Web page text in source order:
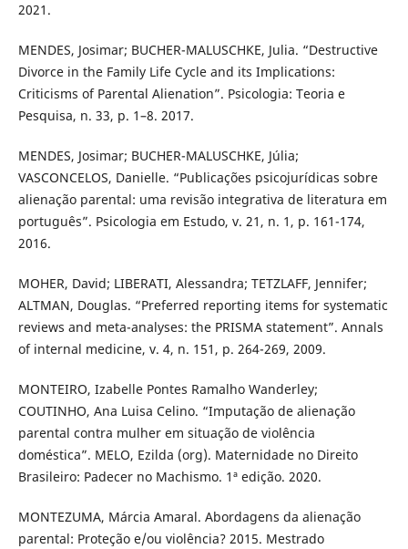
2021.
MENDES, Josimar; BUCHER-MALUSCHKE, Julia. “Destructive
Divorce in the Family Life Cycle and its Implications:
Criticisms of Parental Alienation”. Psicologia: Teoria e
Pesquisa, n. 33, p. 1–8. 2017.
MENDES, Josimar; BUCHER-MALUSCHKE, Júlia;
VASCONCELOS, Danielle. “Publicações psicojurídicas sobre
alienação parental: uma revisão integrativa de literatura em
português”. Psicologia em Estudo, v. 21, n. 1, p. 161-174,
2016.
MOHER, David; LIBERATI, Alessandra; TETZLAFF, Jennifer;
ALTMAN, Douglas. “Preferred reporting items for systematic
reviews and meta-analyses: the PRISMA statement”. Annals
of internal medicine, v. 4, n. 151, p. 264-269, 2009.
MONTEIRO, Izabelle Pontes Ramalho Wanderley;
COUTINHO, Ana Luisa Celino. “Imputação de alienação
parental contra mulher em situação de violência
doméstica”. MELO, Ezilda (org). Maternidade no Direito
Brasileiro: Padecer no Machismo. 1ª edição. 2020.
MONTEZUMA, Márcia Amaral. Abordagens da alienação
parental: Proteção e/ou violência? 2015. Mestrado